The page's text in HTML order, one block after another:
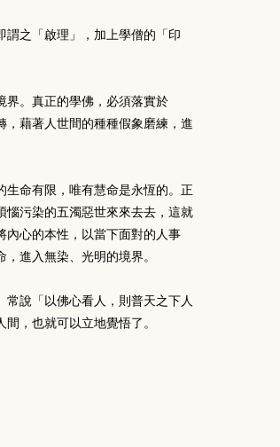
之「啟理」， 加上學僧的「印
。真正的學佛， 必須落實於
藉著人世間的種種假象磨練，進
命有限， 唯有慧命是永恆的。正
惱污染的五濁惡世來來去去，這就
心的本性， 以當下面對的人事
進入無染、 光明的境界。
常說「 以佛心看人，則普天之下人
， 也就可以立地覺悟了。